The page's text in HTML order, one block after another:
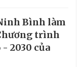
Bình làm
trình
2030 của